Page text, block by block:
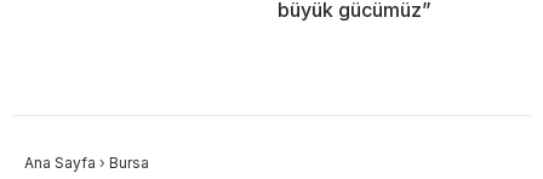
büyük gücümüz”
Ana Sayfa › Bursa